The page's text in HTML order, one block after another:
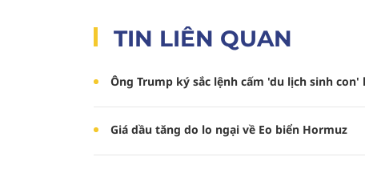
TIN LIÊN QUAN
Ông Trump ký sắc lệnh cấm 'du lịch sinh con'
Giá dầu tăng do lo ngại về Eo biển Hormuz